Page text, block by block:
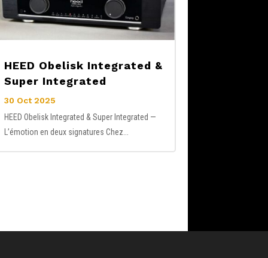
HEED Obelisk Integrated &
Super Integrated
30 Oct 2025
HEED Obelisk Integrated & Super Integrated —
L’émotion en deux signatures Chez...